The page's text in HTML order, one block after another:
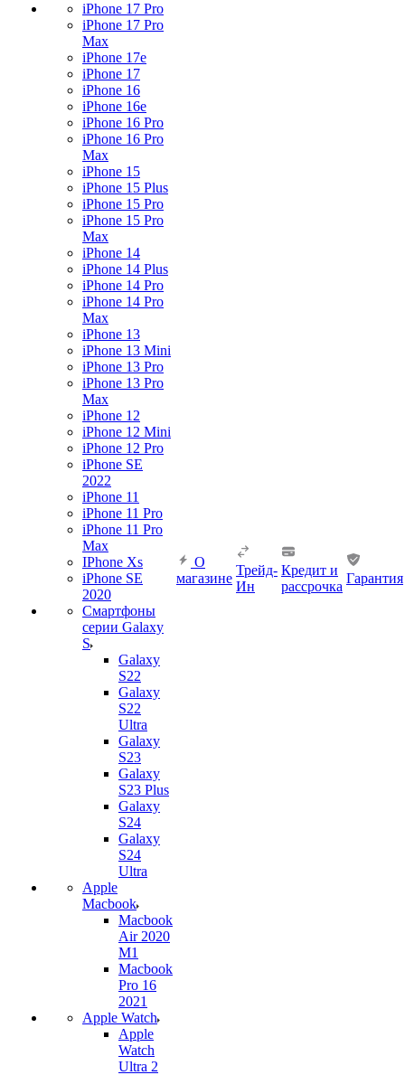
iPhone 17 Pro
iPhone 17 Pro
Max
iPhone 17e
iPhone 17
iPhone 16
iPhone 16e
iPhone 16 Pro
iPhone 16 Pro
Max
iPhone 15
iPhone 15 Plus
iPhone 15 Pro
iPhone 15 Pro
Max
iPhone 14
iPhone 14 Plus
iPhone 14 Pro
iPhone 14 Pro
Max
iPhone 13
iPhone 13 Mini
iPhone 13 Pro
iPhone 13 Pro
Max
iPhone 12
iPhone 12 Mini
iPhone 12 Pro
iPhone SE
2022
iPhone 11
iPhone 11 Pro
iPhone 11 Pro
Max
IPhone Xs
iPhone SE
2020
Смартфоны
серии Galaxy
S
Galaxy
S22
Galaxy
S22
Ultra
Galaxy
S23
Galaxy
S23 Plus
Galaxy
S24
Galaxy
S24
Ultra
Apple
Macbook
Macbook
Air 2020
M1
Macbook
Pro 16
2021
Apple Watch
Apple
Watch
Ultra 2
О
магазине
Трейд-
Ин
Кредит и
рассрочка
Гарантия